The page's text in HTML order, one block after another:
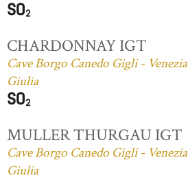
CHARDONNAY IGT
Cave Borgo Canedo Gigli - Venezia
Giulia
MULLER THURGAU IGT
Cave Borgo Canedo Gigli - Venezia
Giulia